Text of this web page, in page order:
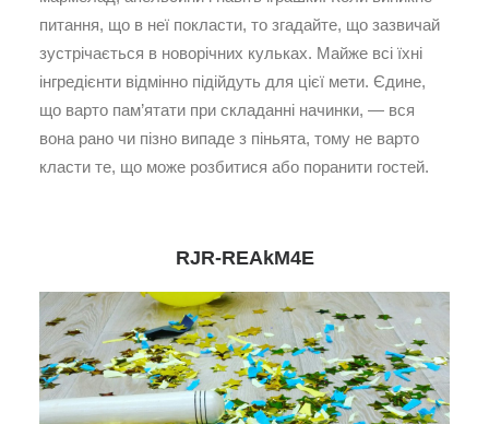
питання, що в неї покласти, то згадайте, що зазвичай
зустрічається в новорічних кульках. Майже всі їхні
інгредієнти відмінно підійдуть для цієї мети. Єдине,
що варто пам’ятати при складанні начинки, — вся
вона рано чи пізно випаде з піньята, тому не варто
класти те, що може розбитися або поранити гостей.
RJR-REAkM4E